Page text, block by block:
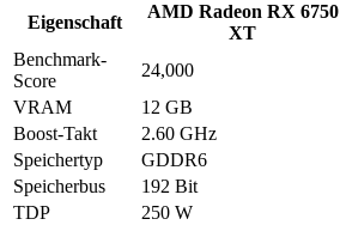
Eigenschaft
AMD Radeon RX 6750
XT
Benchmark-
Score
24,000
VRAM
12 GB
Boost-Takt
2.60 GHz
Speichertyp
GDDR6
Speicherbus
192 Bit
TDP
250 W